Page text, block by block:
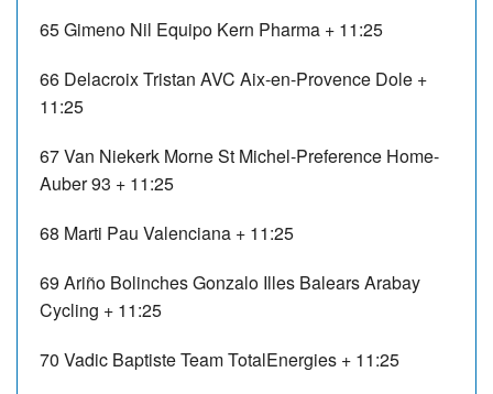
65Gimeno Nil Equipo Kern Pharma + 11:25
66 Delacroix Tristan AVC Aix-en-Provence Dole +
11:25
67Van Niekerk MorneSt Michel-Preference Home-
Auber 93 + 11:25
68 Marti Pau Valenciana + 11:25
69 Ariño Bolinches Gonzalo Illes Balears Arabay
Cycling + 11:25
70 Vadic BaptisteTeam TotalEnergies + 11:25